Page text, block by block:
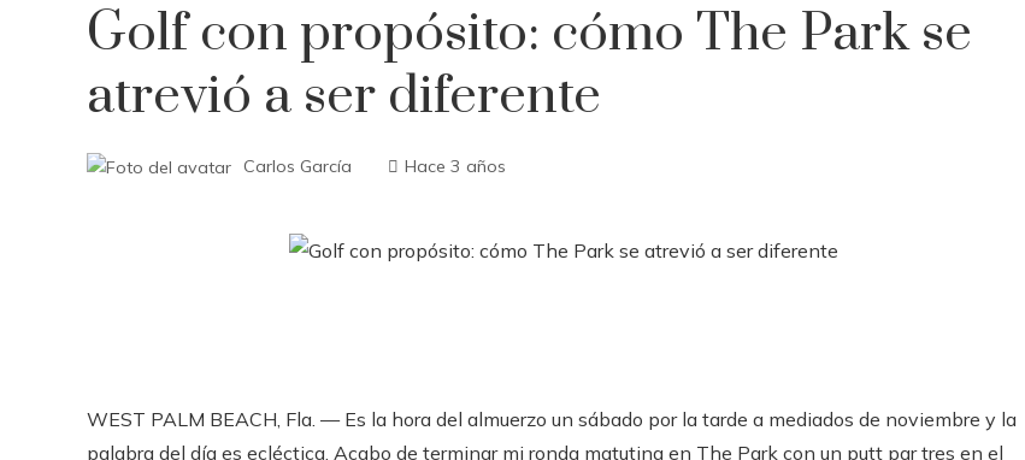
Golf con propósito: cómo The Park se
atrevió a ser diferente
Carlos García Hace 3 años
WEST PALM BEACH, Fla. — Es la hora del almuerzo un sábado por la tarde a mediados de noviembre y la
palabra del día es ecléctica. Acabo de terminar mi ronda matutina en The Park con un putt par tres en el